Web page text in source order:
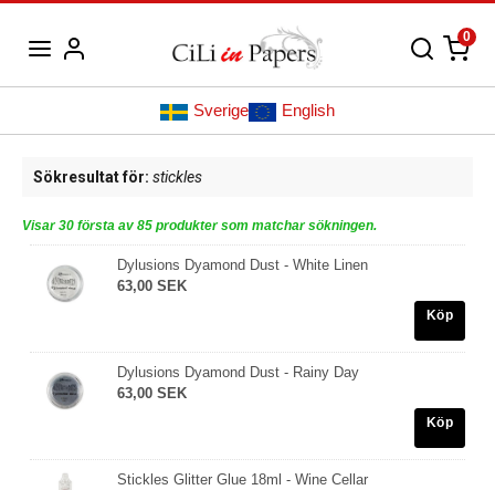
0
Sverige English
Sökresultat för: stickles
Visar 30 första av 85 produkter som matchar sökningen.
Dylusions Dyamond Dust - White Linen
63,00 SEK
Köp
Dylusions Dyamond Dust - Rainy Day
63,00 SEK
Köp
Stickles Glitter Glue 18ml - Wine Cellar